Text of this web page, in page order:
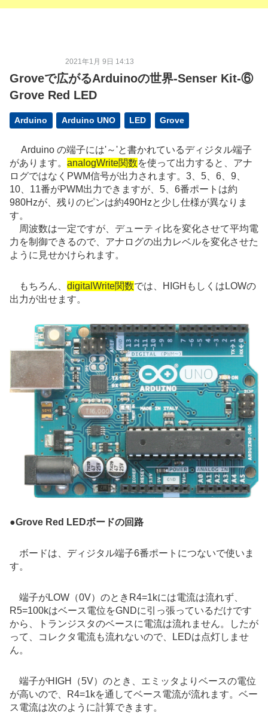
2021年1月 9日 14:13
Groveで広がるArduinoの世界-Senser Kit-⑥
Grove Red LED
Arduino Arduino UNO LED Grove
Arduino の端子には'～'と書かれているディジタル端子
があります。 analogWrite関数を使って出力すると、アナ
ログではなくPWM信号が出力されます。3、5、6、9、
10、11番がPWM出力できますが、5、6番ポートは約
980Hzが、残りのピンは約490Hzと少し仕様が異なりま
す。
周波数は一定ですが、デューティ比を変化させて平均電
力を制御できるので、アナログの出力レベルを変化させた
ように見せかけられます。
もちろん、 digitalWrite関数では、HIGHもしくはLOWの
出力が出せます。
●Grove Red LEDボードの回路
ボードは、ディジタル端子6番ポートにつないで使いま
す。
端子がLOW（0V）のときR4=1kには電流は流れず、
R5=100kはベース電位をGNDに引っ張っているだけです
から、トランジスタのベースに電流は流れません。したが
って、コレクタ電流も流れないので、LEDは点灯しませ
ん。
端子がHIGH（5V）のとき、エミッタよりベースの電位
が高いので、R4=1kを通してベース電流が流れます。ベー
ス電流は次のように計算できます。